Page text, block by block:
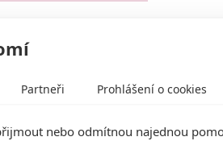
žánr. Napsal trilogii
akčňák Nikdo
Partneři Prohlášení o cookies
nebo odmítnou najednou